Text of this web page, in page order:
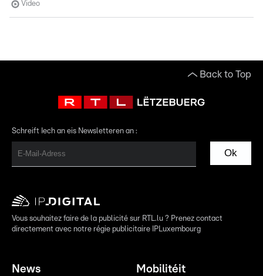
Video
Back to Top
Schreift Iech an eis Newsletteren an :
Ok
Vous souhaitez faire de la publicité sur RTL.lu ? Prenez contact
directement avec notre régie publicitaire IPLuxembourg
News Mobilitéit